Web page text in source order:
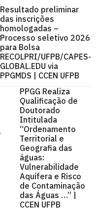
Resultado preliminar
das inscrições
homologadas –
Processo seletivo 2026
para Bolsa
RECOLPRI/UFPB/CAPES-
GLOBAL.EDU via
PPGMDS | CCEN UFPB
PPGG Realiza
Qualificação de
Doutorado
Intitulada
“Ordenamento
Territorial e
Geografia das
águas:
Vulnerabilidade
Aquífera e Risco
de Contaminação
das Águas …” |
CCEN UFPB